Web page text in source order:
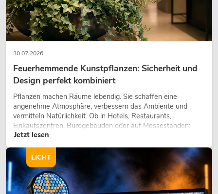
30.07.2026
Feuerhemmende Kunstpflanzen: Sicherheit und
Design perfekt kombiniert
Pflanzen machen Räume lebendig. Sie schaffen eine
angenehme Atmosphäre, verbessern das Ambiente und
vermitteln Natürlichkeit. Ob in Hotels, Restaurants,
Einkaufszentren, Bürogebäuden oder auf Messeständen:
eine hochwertige Begrünung gehört heute längst zum
Jetzt lesen
LICHT